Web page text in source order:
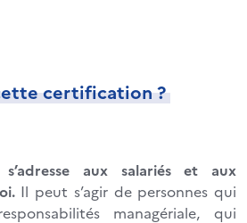
certification ?
s’adresse aux salariés et aux
Il peut s’agir de personnes qui
managériale, qui